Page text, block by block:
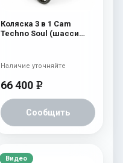
Коляска 3 в 1 Cam
Techno Soul (шасси
66 400 e
Сообщить
Наличие уточняйте
Видео